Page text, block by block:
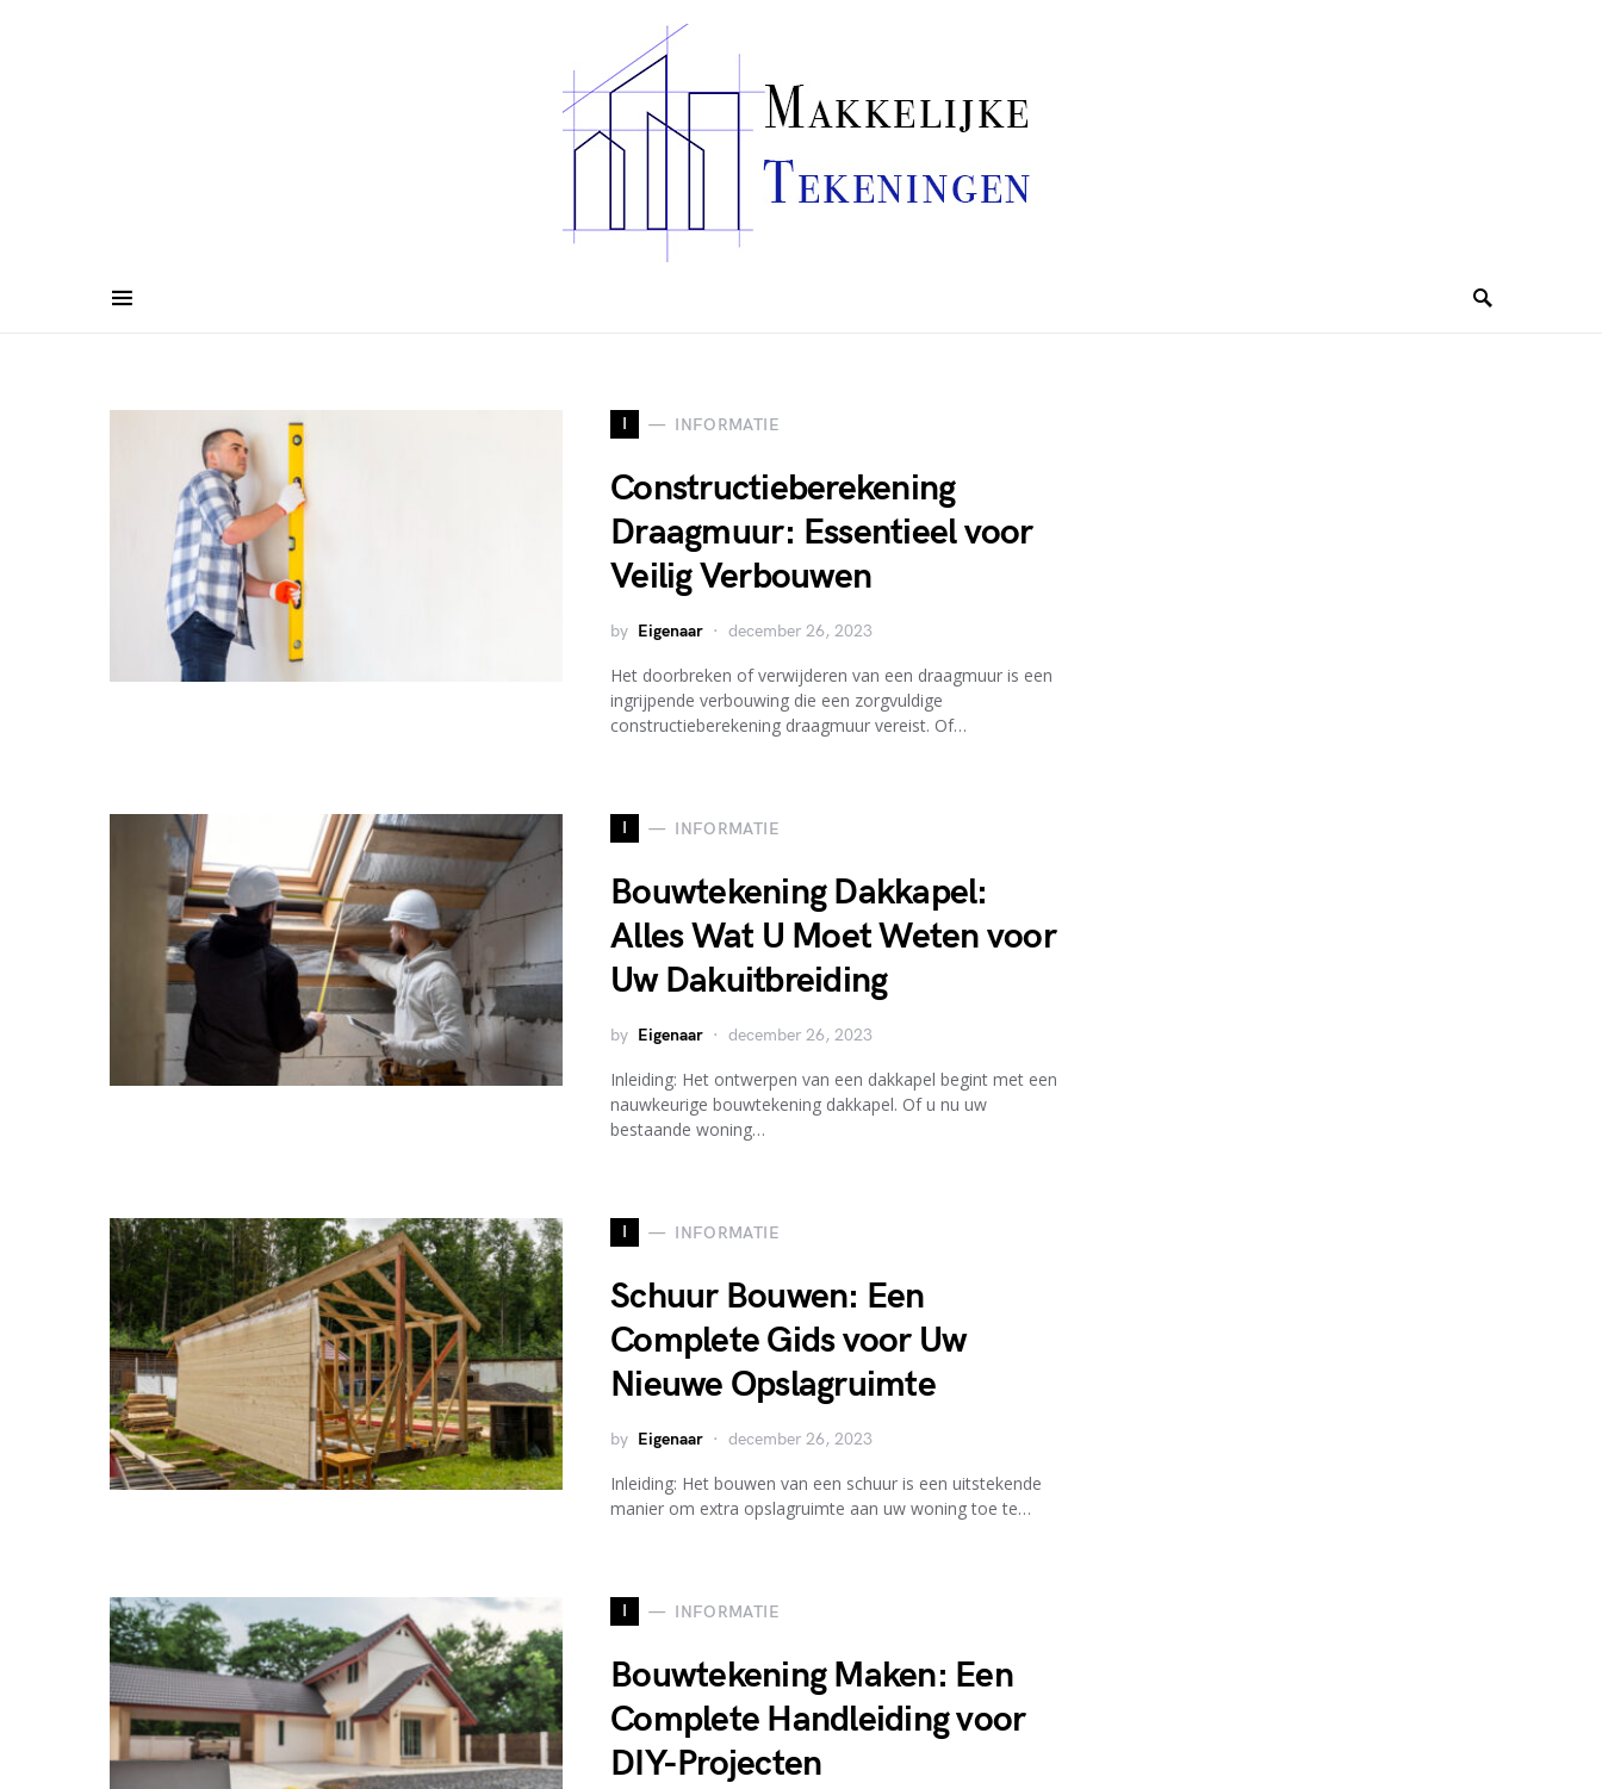
I INFORMATIE
Constructieberekening
Draagmuur: Essentieel voor
Veilig Verbouwen
by Eigenaar december 26, 2023
Het doorbreken of verwijderen van een draagmuur is een
ingrijpende verbouwing die een zorgvuldige
constructieberekening draagmuur vereist. Of…
I INFORMATIE
Bouwtekening Dakkapel:
Alles Wat U Moet Weten voor
Uw Dakuitbreiding
by Eigenaar december 26, 2023
Inleiding: Het ontwerpen van een dakkapel begint met een
nauwkeurige bouwtekening dakkapel. Of u nu uw
bestaande woning…
I INFORMATIE
Schuur Bouwen: Een
Complete Gids voor Uw
Nieuwe Opslagruimte
by Eigenaar december 26, 2023
Inleiding: Het bouwen van een schuur is een uitstekende
manier om extra opslagruimte aan uw woning toe te…
I INFORMATIE
Bouwtekening Maken: Een
Complete Handleiding voor
DIY-Projecten